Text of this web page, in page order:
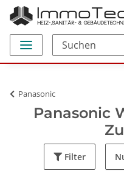
Panasonic
Panasonic
Filter